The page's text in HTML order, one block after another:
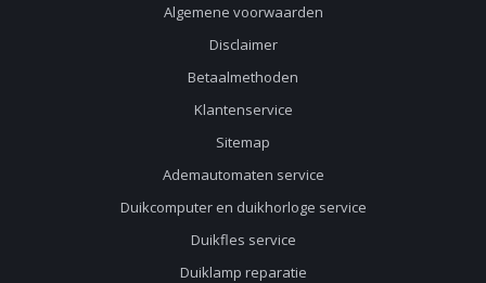
Algemene voorwaarden
Disclaimer
Betaalmethoden
Klantenservice
Sitemap
Ademautomaten service
Duikcomputer en duikhorloge service
Duikfles service
Duiklamp reparatie